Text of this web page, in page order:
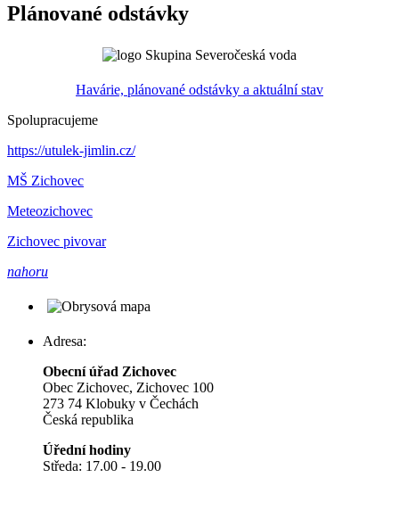
Plánované odstávky
Havárie, plánované odstávky a aktuální stav
Spolupracujeme
https://utulek-jimlin.cz/
MŠ Zichovec
Meteozichovec
Zichovec pivovar
nahoru
Adresa:
Obecní úřad Zichovec
Obec Zichovec, Zichovec 100
273 74 Klobuky v Čechách
Česká republika
Úřední hodiny
Středa: 17.00 - 19.00